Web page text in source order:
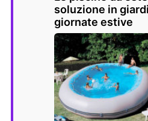
soluzione in
giornate estive